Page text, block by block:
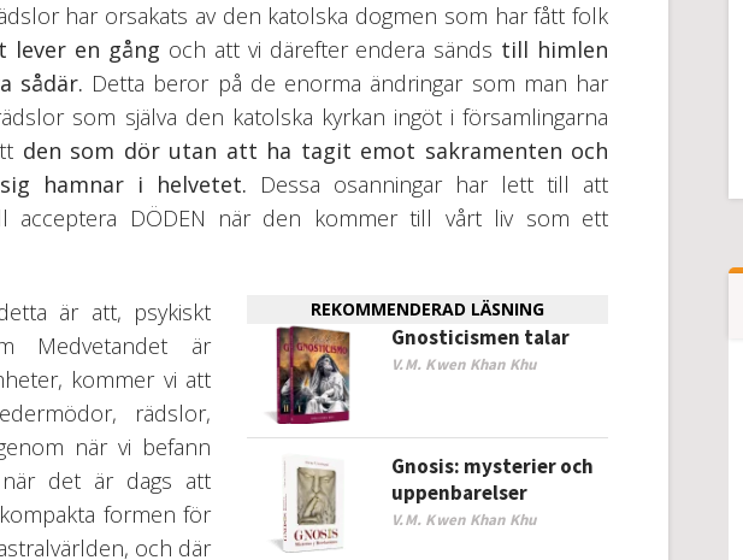
har orsakats av den katolska dogmen som har fått folk
lever en gång och att vi därefter endera sänds till himlen
sådär. Detta beror på de enorma ändringar som man har
som själva den katolska kyrkan ingöt i församlingarna
den som dör utan att ha tagit emot sakramenten och
hamnar i helvetet. Dessa osanningar har lett till att
acceptera DÖDEN när den kommer till vårt liv som ett
REKOMMENDERAD LÄSNING
Gnosticismen talar
V.M. Kwen Khan Khu
Gnosis: mysterier och
uppenbarelser
V.M. Kwen Khan Khu
är att, psykiskt
Medvetandet är
kommer vi att
rädslor,
när vi befann
det är dags att
formen för
och där